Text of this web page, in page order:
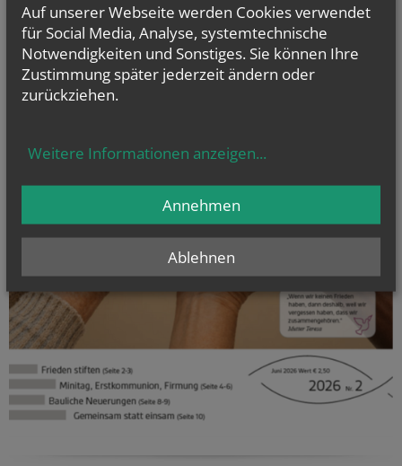
Auf unserer Webseite werden Cookies verwendet
für Social Media, Analyse, systemtechnische
Notwendigkeiten und Sonstiges. Sie können Ihre
Zustimmung später jederzeit ändern oder
zurückziehen.
Weitere Informationen anzeigen...
Ablehnen
Annehmen